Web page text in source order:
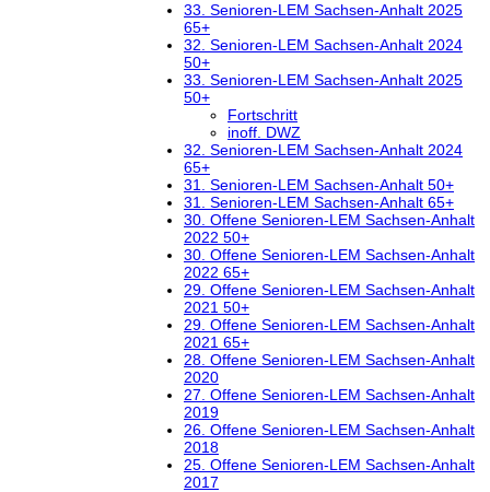
33. Senioren-LEM Sachsen-Anhalt 2025
65+
32. Senioren-LEM Sachsen-Anhalt 2024
50+
33. Senioren-LEM Sachsen-Anhalt 2025
50+
Fortschritt
inoff. DWZ
32. Senioren-LEM Sachsen-Anhalt 2024
65+
31. Senioren-LEM Sachsen-Anhalt 50+
31. Senioren-LEM Sachsen-Anhalt 65+
30. Offene Senioren-LEM Sachsen-Anhalt
2022 50+
30. Offene Senioren-LEM Sachsen-Anhalt
2022 65+
29. Offene Senioren-LEM Sachsen-Anhalt
2021 50+
29. Offene Senioren-LEM Sachsen-Anhalt
2021 65+
28. Offene Senioren-LEM Sachsen-Anhalt
2020
27. Offene Senioren-LEM Sachsen-Anhalt
2019
26. Offene Senioren-LEM Sachsen-Anhalt
2018
25. Offene Senioren-LEM Sachsen-Anhalt
2017